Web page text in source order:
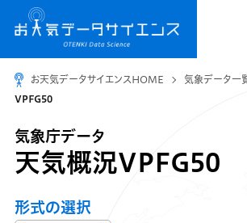
お天気データサイエンスHOME 気象データ一
VPFG50
気象庁データ
天気概況VPFG50
形式の選択